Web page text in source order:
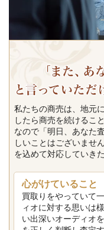
私たちの商売は、地元
したら商売を続けるこ
なので「明日、あなた
しいことはございませ
を込めて対応していき
心がけていること
買取りをやっていて
ィオに対する思いは
い出深いオーディオ